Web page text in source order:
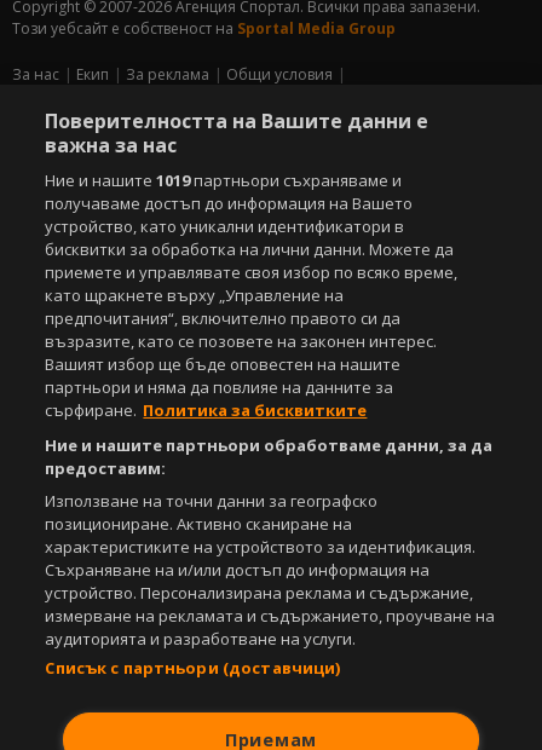
Copyright © 2007-2026 Агенция Спортал. Всички права запазени.
Този уебсайт е собственост на Sportal Media Group
За нас Екип За рекламa
Общи условия
Управление на предпочитания
Съдържанието на този уеб сайт и технологиите, използвани в него, са
под закрила на Закона за авторското право и сродните му права.
Всички статии, репортажи, интервюта и други текстови, графични и
видео материали, публикувани в сайта, са собственост на Агенция
Спортал, освен ако изрично е посочено друго. Допуска се
публикуване на текстови материали само след писмено съгласие на
Агенция Спортал, посочване на източника и добавяне на линк към
www.sportal.bg. Използването на графични и видео материали,
публикувани в сайта, е строго забранено. Нарушителите ще бъдат
санкционирани с цялата строгост на закона.
СвалиБЕЗПЛАТНОТОприложение за:
Android
Powered by:
Поверителността на Вашите данни е
важна за нас
Ние и нашите1019партньори съхраняваме и
получаваме достъп до информация на Вашето
устройство, като уникални идентификатори в
бисквитки за обработка на лични данни. Можете да
приемете и управлявате своя избор по всяко време,
като щракнете върху „Управление на
предпочитания“, включително правото си да
възразите, като се позовете на законен интерес.
Вашият избор ще бъде оповестен на нашите
партньори и няма да повлияе на данните за
сърфиране. Политика за бисквитките
Ние и нашите партньори обработваме данни, за да
предоставим:
Използване на точни данни за географско
позициониране. Активно сканиране на
характеристиките на устройството за идентификация.
Съхраняване на и/или достъп до информация на
устройство. Персонализирана реклама и съдържание,
измерване на рекламата и съдържанието, проучване на
аудиторията и разработване на услуги.
Списък с партньори (доставчици)
Приемам